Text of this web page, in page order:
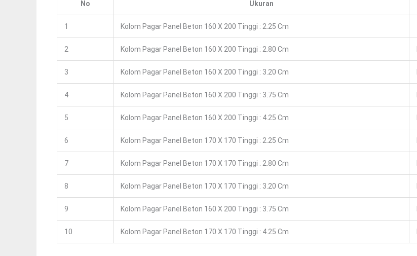
No Ukuran
1 Kolom Pagar Panel Beton 160 X 200 Tinggi : 2.25 Cm
2 Kolom Pagar Panel Beton 160 X 200 Tinggi : 2.80 Cm
3 Kolom Pagar Panel Beton 160 X 200 Tinggi : 3.20 Cm
4 Kolom Pagar Panel Beton 160 X 200 Tinggi : 3.75 Cm
5 Kolom Pagar Panel Beton 160 X 200 Tinggi : 4.25 Cm
6 Kolom Pagar Panel Beton 170 X 170 Tinggi : 2.25 Cm
7 Kolom Pagar Panel Beton 170 X 170 Tinggi : 2.80 Cm
8 Kolom Pagar Panel Beton 170 X 170 Tinggi : 3.20 Cm
9 Kolom Pagar Panel Beton 160 X 200 Tinggi : 3.75 Cm
10 Kolom Pagar Panel Beton 170 X 170 Tinggi : 4.25 Cm